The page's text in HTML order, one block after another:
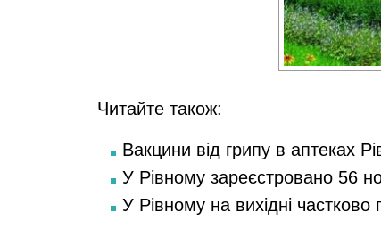
Читайте також:
Вакцини від грипу в аптеках
У Рівному зареєстровано 56
У Рівному на вихідні